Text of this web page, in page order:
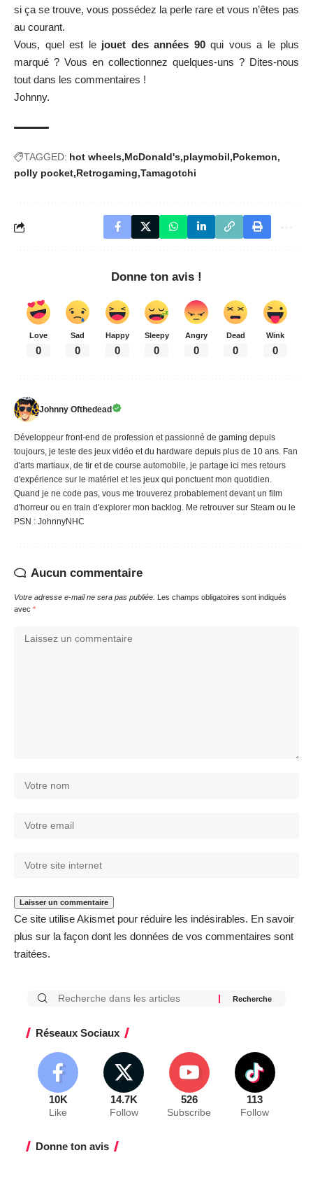
si ça se trouve, vous possédez la perle rare et vous n’êtes pas
au courant.
Vous, quel est le jouet des années 90qui vous a le plus
marqué ? Vous en collectionnez quelques-uns ? Dites-nous
tout dans les commentaires !
Johnny.
TAGGED: hot wheels McDonald's playmobil Pokemon
polly pocket Retrogaming Tamagotchi
Donne ton avis !
Love
0
Sad
0
Happy
0
Sleepy
0
Angry
0
Dead
0
Wink
0
Johnny Ofthedead
Développeur front-end de profession et passionné de gaming depuis
toujours, je teste des jeux vidéo et du hardware depuis plus de 10 ans. Fan
d'arts martiaux, de tir et de course automobile, je partage ici mes retours
d'expérience sur le matériel et les jeux qui ponctuent mon quotidien.
Quand je ne code pas, vous me trouverez probablement devant un film
d'horreur ou en train d'explorer mon backlog. Me retrouver sur Steam ou le
PSN : JohnnyNHC
Aucun commentaire
Votre adresse e-mail ne sera pas publiée. Les champs obligatoires sont indiqués
avec *
Ce site utilise Akismet pour réduire les indésirables. En savoir
plus sur la façon dont les données de vos commentaires sont
traitées.
Réseaux Sociaux
10K
Like
14.7K
Follow
526
Subscribe
113
Follow
Donne ton avis